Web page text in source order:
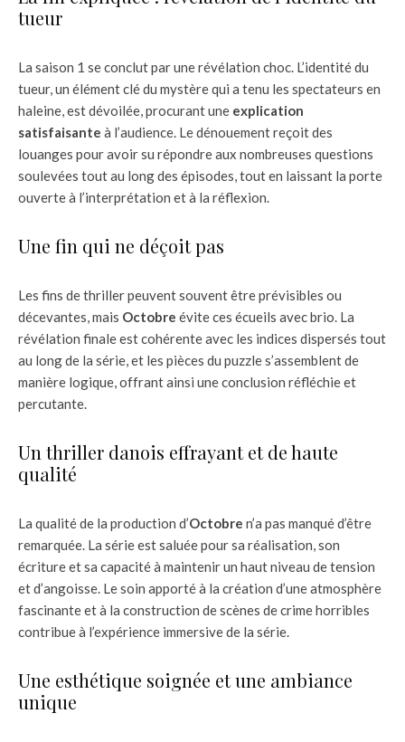
tueur
La saison 1 se conclut par une révélation choc. L’identité du
tueur, un élément clé du mystère qui a tenu les spectateurs en
haleine, est dévoilée, procurant une explication
satisfaisante à l’audience. Le dénouement reçoit des
louanges pour avoir su répondre aux nombreuses questions
soulevées tout au long des épisodes, tout en laissant la porte
ouverte à l’interprétation et à la réflexion.
Une fin qui ne déçoit pas
Les fins de thriller peuvent souvent être prévisibles ou
décevantes, mais Octobre évite ces écueils avec brio. La
révélation finale est cohérente avec les indices dispersés tout
au long de la série, et les pièces du puzzle s’assemblent de
manière logique, offrant ainsi une conclusion réfléchie et
percutante.
Un thriller danois effrayant et de haute
qualité
La qualité de la production d’Octobre n’a pas manqué d’être
remarquée. La série est saluée pour sa réalisation, son
écriture et sa capacité à maintenir un haut niveau de tension
et d’angoisse. Le soin apporté à la création d’une atmosphère
fascinante et à la construction de scènes de crime horribles
contribue à l’expérience immersive de la série.
Une esthétique soignée et une ambiance
unique